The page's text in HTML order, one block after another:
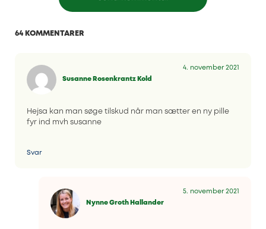
64 KOMMENTARER
Susanne Rosenkrantz Kold
4. november 2021
Hejsa kan man søge tilskud når man sætter en ny pille
fyr ind mvh susanne
Svar
Nynne Groth Hallander
5. november 2021